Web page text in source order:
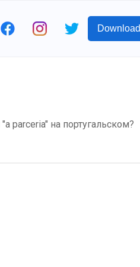
Download
parceria" на португальском?